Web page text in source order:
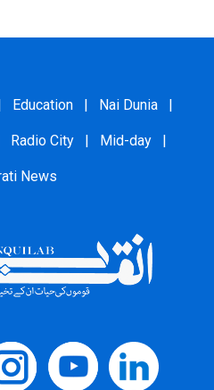
Education | Nai Dunia |
Radio City | Mid-day |
News